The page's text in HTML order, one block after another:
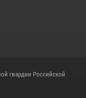
гвардии Российской